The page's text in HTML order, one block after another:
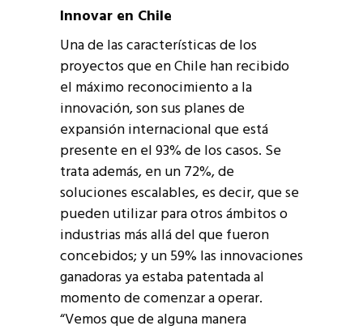
Innovar en Chile
Una de las características de los
proyectos que en Chile han recibido
el máximo reconocimiento a la
innovación, son sus planes de
expansión internacional que está
presente en el 93% de los casos. Se
trata además, en un 72%, de
soluciones escalables, es decir, que se
pueden utilizar para otros ámbitos o
industrias más allá del que fueron
concebidos; y un 59% las innovaciones
ganadoras ya estaba patentada al
momento de comenzar a operar.
“Vemos que de alguna manera